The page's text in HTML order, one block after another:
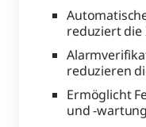
reduziert
reduzieren
Ermöglicht
und -wartung